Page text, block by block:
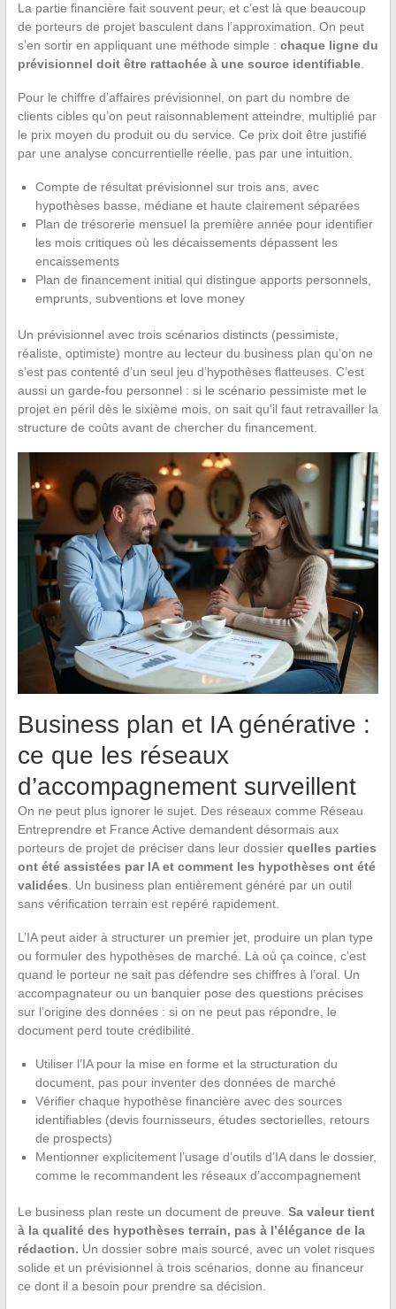
La partie financière fait souvent peur, et c’est là que beaucoup
de porteurs de projet basculent dans l’approximation. On peut
s’en sortir en appliquant une méthode simple : chaque ligne du
prévisionnel doit être rattachée à une source identifiable.
Pour le chiffre d’affaires prévisionnel, on part du nombre de
clients cibles qu’on peut raisonnablement atteindre, multiplié par
le prix moyen du produit ou du service. Ce prix doit être justifié
par une analyse concurrentielle réelle, pas par une intuition.
Compte de résultat prévisionnel sur trois ans, avec
hypothèses basse, médiane et haute clairement séparées
Plan de trésorerie mensuel la première année pour identifier
les mois critiques où les décaissements dépassent les
encaissements
Plan de financement initial qui distingue apports personnels,
emprunts, subventions et love money
Un prévisionnel avec trois scénarios distincts (pessimiste,
réaliste, optimiste) montre au lecteur du business plan qu’on ne
s’est pas contenté d’un seul jeu d’hypothèses flatteuses. C’est
aussi un garde-fou personnel : si le scénario pessimiste met le
projet en péril dès le sixième mois, on sait qu’il faut retravailler la
structure de coûts avant de chercher du financement.
Business plan et IA générative :
ce que les réseaux
d’accompagnement surveillent
On ne peut plus ignorer le sujet. Des réseaux comme Réseau
Entreprendre et France Active demandent désormais aux
porteurs de projet de préciser dans leur dossier quelles parties
ont été assistées par IA et comment les hypothèses ont été
validées . Un business plan entièrement généré par un outil
sans vérification terrain est repéré rapidement.
L’IA peut aider à structurer un premier jet, produire un plan type
ou formuler des hypothèses de marché. Là où ça coince, c’est
quand le porteur ne sait pas défendre ses chiffres à l’oral. Un
accompagnateur ou un banquier pose des questions précises
sur l’origine des données : si on ne peut pas répondre, le
document perd toute crédibilité.
Utiliser l’IA pour la mise en forme et la structuration du
document, pas pour inventer des données de marché
Vérifier chaque hypothèse financière avec des sources
identifiables (devis fournisseurs, études sectorielles, retours
de prospects)
Mentionner explicitement l’usage d’outils d’IA dans le dossier,
comme le recommandent les réseaux d’accompagnement
Le business plan reste un document de preuve. Sa valeur tient
à la qualité des hypothèses terrain, pas à l’élégance de la
rédaction. Un dossier sobre mais sourcé, avec un volet risques
solide et un prévisionnel à trois scénarios, donne au financeur
ce dont il a besoin pour prendre sa décision.